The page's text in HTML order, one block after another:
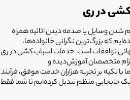
در ری
شدن وسایل یا صدمه دیدن اثاثیه همراه
که بزرگ‌ترین نگرانی خانواده‌ها،
توافقات است. خدمات اسباب کشی در ری
متخصصان آموزش‌دیده و
تکیه بر تجربه هزاران خدمت موفق، فرآیند
یک جابجایی منظم تبدیل کرده‌ایم تا شما فقط